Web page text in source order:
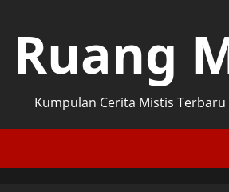
Ruang
Kumpulan Cerita Mistis